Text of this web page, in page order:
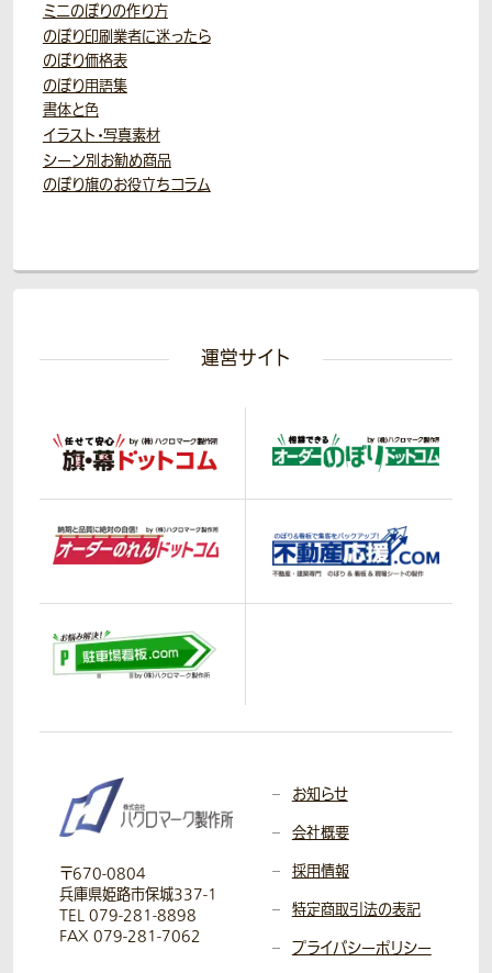
ミニのぼりの作り方
のぼり印刷業者に迷ったら
のぼり価格表
のぼり用語集
書体と色
イラスト・写真素材
シーン別お勧め商品
のぼり旗のお役立ちコラム
運営サイト
〒670-0804
兵庫県姫路市保城337-1
TEL 079-281-8898
FAX 079-281-7062
お知らせ
会社概要
採用情報
特定商取引法の表記
プライバシーポリシー